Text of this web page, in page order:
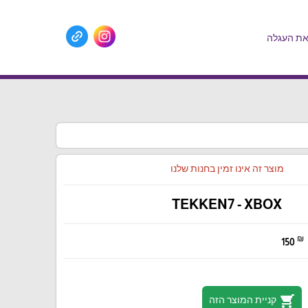
את העגלה
מוצר זה אינו זמין בחנות שלנו
TEKKEN7 - XBOX
150 ₪
shopping_cart קניית המוצר הזה